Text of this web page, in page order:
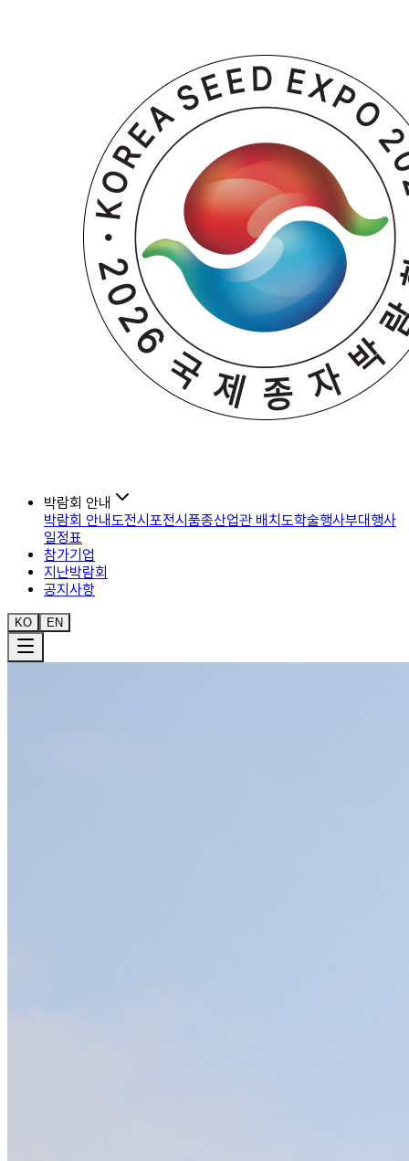
박람회 안내
박람회 안내도전시포전시품종산업관 배치도학술행사부대행사
일정표
참가기업
지난박람회
공지사항
KO EN